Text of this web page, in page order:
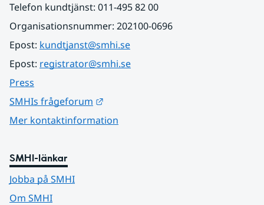
Telefon kundtjänst: 011-495 82 00
Organisationsnummer: 202100-0696
Epost: kundtjanst@smhi.se
Epost: registrator@smhi.se
Press
SMHIs frågeforum
Mer kontaktinformation
SMHI-länkar
Jobba på SMHI
Om SMHI